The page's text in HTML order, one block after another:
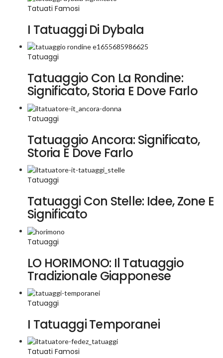
Tatuati Famosi
I Tatuaggi Di Dybala
Tatuaggi
Tatuaggio Con La Rondine:
Significato, Storia E Dove Farlo
Tatuaggi
Tatuaggio Ancora: Significato,
Storia E Dove Farlo
Tatuaggi
Tatuaggi Con Stelle: Idee, Zone E
Significato
Tatuaggi
LO HORIMONO: Il Tatuaggio
Tradizionale Giapponese
Tatuaggi
I Tatuaggi Temporanei
Tatuati Famosi